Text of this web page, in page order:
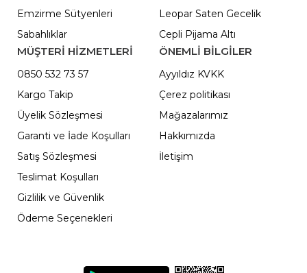
Emzirme Sütyenleri
Sabahlıklar
Leopar Saten Gecelik
Cepli Pijama Altı
MÜŞTERİ HİZMETLERİ
0850 532 73 57
Kargo Takip
Üyelik Sözleşmesi
Garanti ve İade Koşulları
Satış Sözleşmesi
Teslimat Koşulları
Gizlilik ve Güvenlik
Ödeme Seçenekleri
ÖNEMLI BILGILER
Ayyıldız KVKK
Çerez politikası
Mağazalarımız
Hakkımızda
İletişim